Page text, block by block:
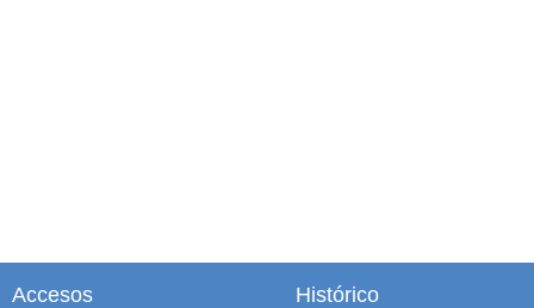
Accesos Histórico